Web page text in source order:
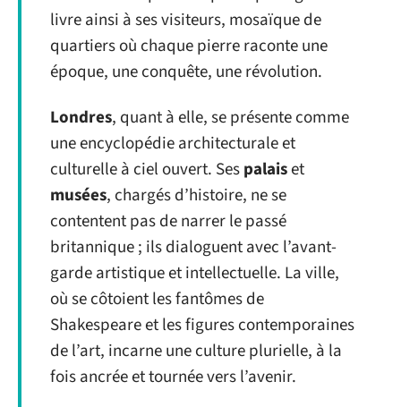
livre ainsi à ses visiteurs, mosaïque de
quartiers où chaque pierre raconte une
époque, une conquête, une révolution.
Londres, quant à elle, se présente comme
une encyclopédie architecturale et
culturelle à ciel ouvert. Sespalaiset
musées, chargés d’histoire, ne se
contentent pas de narrer le passé
britannique ; ils dialoguent avec l’avant-
garde artistique et intellectuelle. La ville,
où se côtoient les fantômes de
Shakespeare et les figures contemporaines
de l’art, incarne une culture plurielle, à la
fois ancrée et tournée vers l’avenir.